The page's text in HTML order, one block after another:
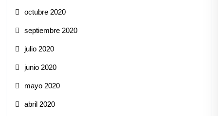
octubre 2020
septiembre 2020
julio 2020
junio 2020
mayo 2020
abril 2020